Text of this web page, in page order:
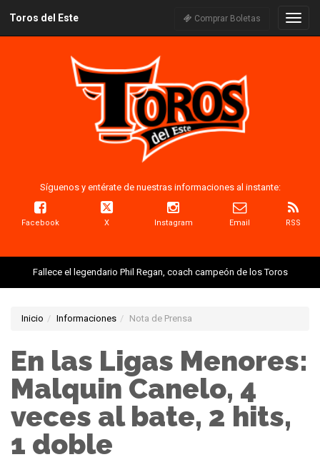
Toros del Este Comprar Boletas
Síguenos y entérate de nuestras informaciones al instante:
Facebook X Instagram Email RSS
Fallece el legendario Phil Regan, coach campeón de los Toros
Inicio Informaciones Nota de Prensa
En las Ligas Menores:
Malquin Canelo, 4
veces al bate, 2 hits,
1 doble